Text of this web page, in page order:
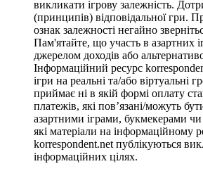
викликати ігрову залежність.
(принципів) відповідальної гри.
ознак залежності негайно
Пам'ятайте, що участь в азартних
джерелом доходів або
Інформаційний ресурс
ігри на реальні та/або віртуальні
приймає ні в якій формі оплату
платежів, які пов’язані/можуть
азартними іграми, букмекерами чи
які матеріали на інформаційному
korrespondent.net публікуються
інформаційних цілях.